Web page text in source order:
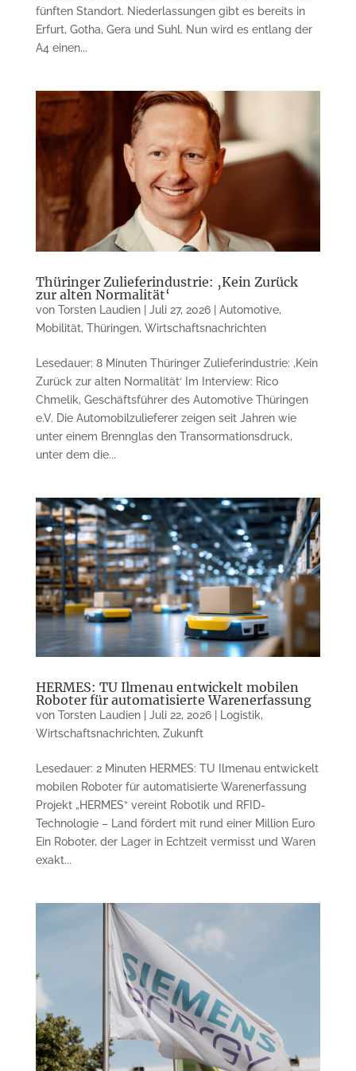
fünften Standort. Niederlassungen gibt es bereits in
Erfurt, Gotha, Gera und Suhl. Nun wird es entlang der
A4 einen...
Thüringer Zulieferindustrie: ‚Kein Zurück
zur alten Normalität‘
von Torsten Laudien| Juli 27, 2026| Automotive,
Mobilität, Thüringen, Wirtschaftsnachrichten
Lesedauer: 8 Minuten Thüringer Zulieferindustrie: ‚Kein
Zurück zur alten Normalität‘ Im Interview: Rico
Chmelik, Geschäftsführer des Automotive Thüringen
e.V. Die Automobilzulieferer zeigen seit Jahren wie
unter einem Brennglas den Transormationsdruck,
unter dem die...
HERMES: TU Ilmenau entwickelt mobilen
Roboter für automatisierte Warenerfassung
von Torsten Laudien| Juli 22, 2026| Logistik,
Wirtschaftsnachrichten, Zukunft
Lesedauer: 2 Minuten HERMES: TU Ilmenau entwickelt
mobilen Roboter für automatisierte Warenerfassung
Projekt „HERMES“ vereint Robotik und RFID-
Technologie – Land fördert mit rund einer Million Euro
Ein Roboter, der Lager in Echtzeit vermisst und Waren
exakt...